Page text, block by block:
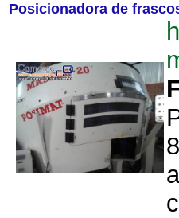
Posicionadora de